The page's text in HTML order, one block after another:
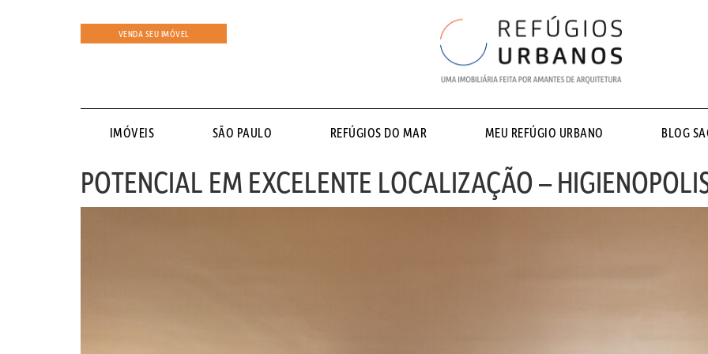
VENDA SEU IMÓVEL
IMÓVEIS SÃO PAULO REFÚGIOS DO MAR MEU REFÚGIO URBANO BLOG
POTENCIAL EM EXCELENTE LOCALIZAÇÃO –